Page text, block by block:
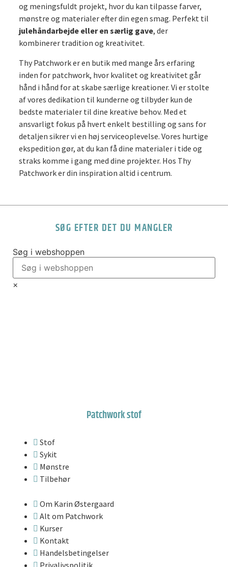
og meningsfuldt projekt, hvor du kan tilpasse farver,
mønstre og materialer efter din egen smag. Perfekt til
julehåndarbejde eller en særlig gave, der
kombinerer tradition og kreativitet.
Thy Patchwork er en butik med mange års erfaring
inden for patchwork, hvor kvalitet og kreativitet går
hånd i hånd for at skabe særlige kreationer. Vi er stolte
af vores dedikation til kunderne og tilbyder kun de
bedste materialer til dine kreative behov. Med et
ansvarligt fokus på hvert enkelt bestilling og sans for
detaljen sikrer vi en høj serviceoplevelse. Vores hurtige
ekspedition gør, at du kan få dine materialer i tide og
straks komme i gang med dine projekter. Hos Thy
Patchwork er din inspiration altid i centrum.
SØG EFTER DET DU MANGLER
Søg i webshoppen
×
Patchwork stof
Stof
Sykit
Mønstre
Tilbehør
Om Karin Østergaard
Alt om Patchwork
Kurser
Kontakt
Handelsbetingelser